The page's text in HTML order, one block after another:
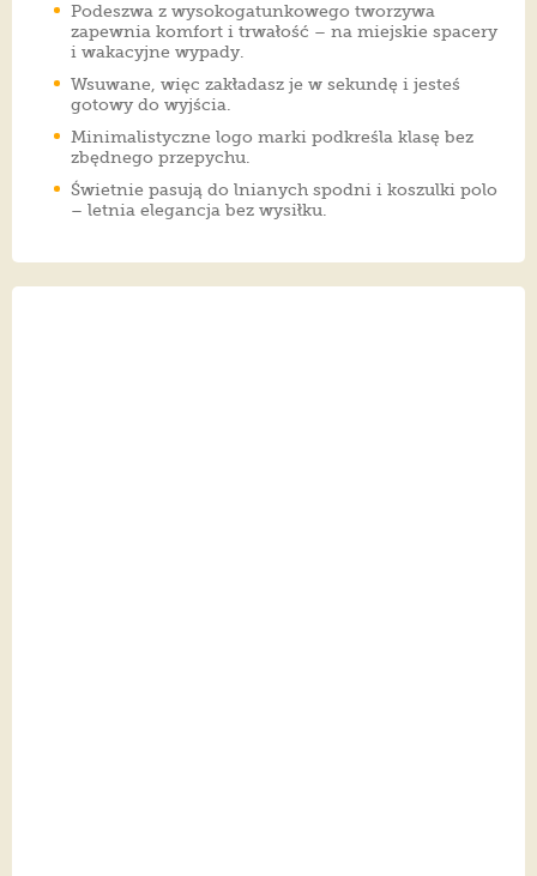
Podeszwa z wysokogatunkowego tworzywa
zapewnia komfort i trwałość – na miejskie spacery
i wakacyjne wypady.
Wsuwane, więc zakładasz je w sekundę i jesteś
gotowy do wyjścia.
Minimalistyczne logo marki podkreśla klasę bez
zbędnego przepychu.
Świetnie pasują do lnianych spodni i koszulki polo
– letnia elegancja bez wysiłku.